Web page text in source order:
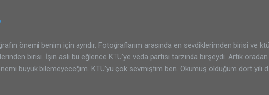
ile ne yapıyorlarsa o tür oynamalar. Gelelim yine fotoğrafımıza. Şanslıymışım
önemi benim için ayrıdır. Fotoğraflarım arasında en sevdiklerimden birisi ve ktü
birisi. İşin aslı bu eğlence KTÜ'ye veda partisi tarzında birşeydi. Artık
büyük bilemeyeceğim. KTÜ'yü çok sevmiştim ben. Okumuş olduğum dört yılı
için KTÜ hayatımın kısa bir özeti. Hem oradaki yaşamım gerçekten güzel ve